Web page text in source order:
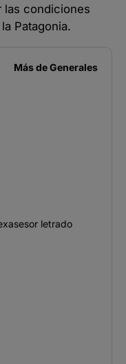
las condiciones
Patagonia.
Más deGenerales
letrado